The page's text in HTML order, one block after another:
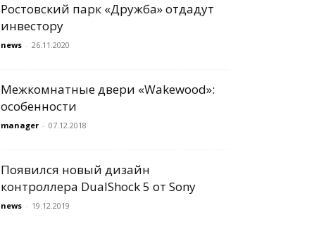
Ростовский парк «Дружба» отдадут
инвестору
news - 26.11.2020
Межкомнатные двери «Wakewood»:
особенности
manager - 07.12.2018
Появился новый дизайн
контроллера DualShock 5 от Sony
news - 19.12.2019